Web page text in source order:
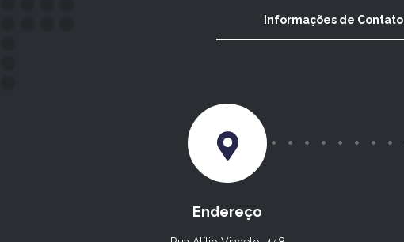
Informações de Contato
Endereço